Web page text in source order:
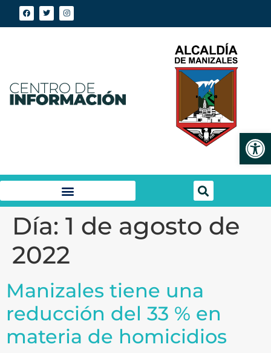
Día: 1 de agosto de
2022
Manizales tiene una
reducción del 33 % en
materia de homicidios